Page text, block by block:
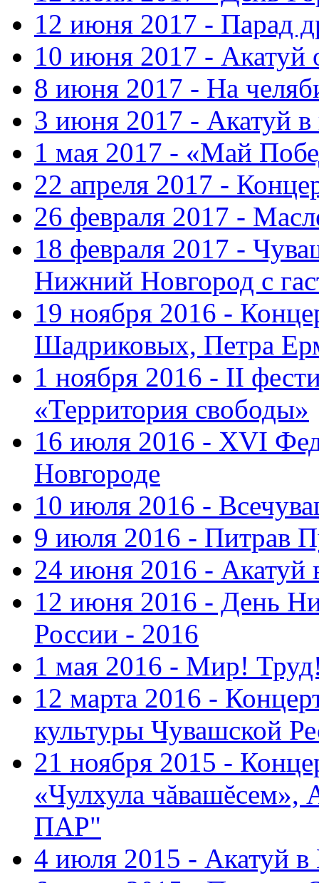
12 июня 2017 - Парад
10 июня 2017 - Акатуй
8 июня 2017 - На
3 июня 2017 - Акатуй в
1 мая 2017 - «Май
22 апреля 2017 -
26 февраля 2017 -
18 февраля 2017 -
Нижний Новгород с
19 ноября 2016 -
Шадриковых, Петра
1 ноября 2016 - II
«Территория свободы»
16 июля 2016 - XVI
Новгороде
10 июля 2016 -
9 июля 2016 - Питрав
24 июня 2016 - Акатуй
12 июня 2016 - День
России - 2016
1 мая 2016 - Мир!
12 марта 2016 -
культуры Чувашской
21 ноября 2015 -
«Чулхула
ПАР"
4 июля 2015 - Акатуй